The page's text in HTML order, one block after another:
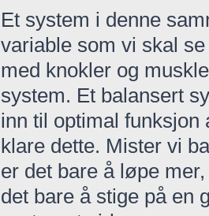
Et system i denne
variable som vi skal
med knokler og
system. Et balansert
inn til optimal funksjon
klare dette. Mister vi
er det bare å løpe
det bare å stige på en